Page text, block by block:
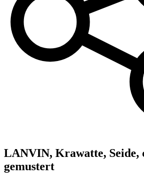
LANVIN, Krawatte, Seide,
gemustert